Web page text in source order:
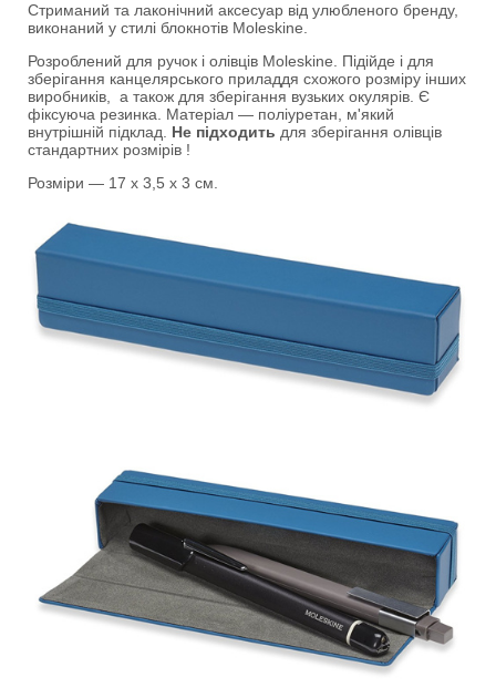
Стриманий та лаконічний аксесуар від улюбленого бренду,
виконаний у стилі блокнотів Moleskine.
Розроблений для ручок і олівців Moleskine. Підійде і для
зберігання канцелярського приладдя схожого розміру інших
виробників, а також для зберігання вузьких окулярів. Є
фіксуюча резинка. Матеріал — поліуретан, м'який
внутрішній підклад. Не підходить для зберігання олівців
стандартних розмірів !
Розміри — 17 х 3,5 x 3 см.